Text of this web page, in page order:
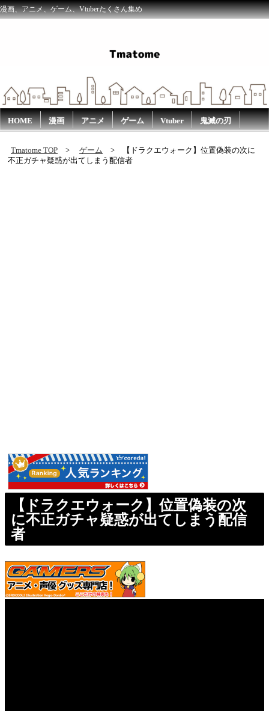
漫画、アニメ、ゲーム、Vtuberたくさん集め
HOME 漫画 アニメ ゲーム Vtuber 鬼滅の刃
Tmatome TOP ゲーム
【ドラクエウォーク】位置偽装の次に
不正ガチャ疑惑が出てしまう配信者
【ドラクエウォーク】位置偽装の次
に不正ガチャ疑惑が出てしまう配信
者